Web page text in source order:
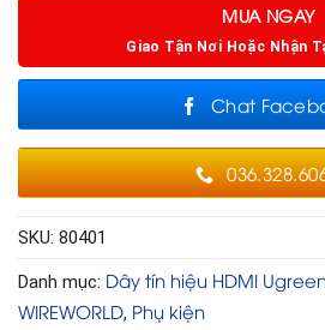
MUA NGAY
Giao Tận Nơi Hoặc Nhận
Chat
SKU: 80401
Danh mục: Dây tín hiệu HDMI
WIREWORLD, Phụ kiện